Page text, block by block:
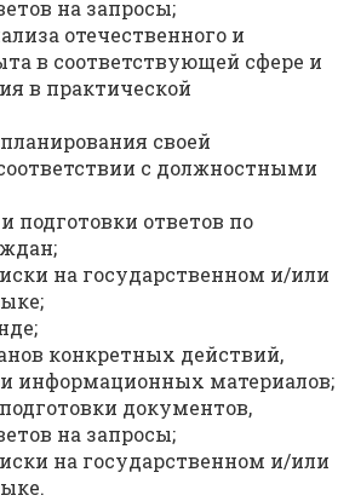
на запросы;
отечественного и
в соответствующей сфере и
в практической
своей
с должностными
подготовки ответов по
на государственном и/или
конкретных действий,
информационных материалов;
документов,
на запросы;
на государственном и/или